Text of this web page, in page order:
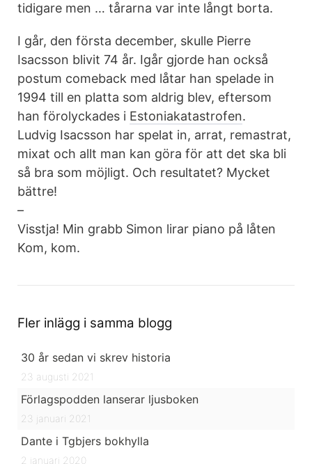
tidigare men … tårarna var inte långt borta.
I går, den första december, skulle Pierre
Isacsson blivit 74 år. Igår gjorde han också
postum comeback med låtar han spelade in
1994 till en platta som aldrig blev, eftersom
han förolyckades i Estoniakatastrofen.
Ludvig Isacsson har spelat in, arrat, remastrat,
mixat och allt man kan göra för att det ska bli
så bra som möjligt. Och resultatet? Mycket
bättre!
–
Visstja! Min grabb Simon lirar piano på låten
Kom, kom.
Fler inlägg i samma blogg
30 år sedan vi skrev historia
23 augusti 2021
Förlagspodden lanserar ljusboken
23 januari 2021
Dante i Tgbjers bokhylla
2 januari 2020